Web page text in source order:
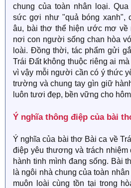
chung của toàn nhân loại.
sức gợi như "quả bóng xanh",
âu, bài thơ thể hiện ước mơ về
nơi con người sống chan hòa
loài. Đồng thời, tác phẩm gửi
Trái Đất không thuộc riêng ai
vì vậy mỗi người cần có ý thức
trường và chung tay gìn giữ
luôn tươi đẹp, bền vững cho
Ý nghĩa thông điệp của bài
Ý nghĩa của bài thơ Bài ca về
điệp yêu thương và trách
hành tinh mình đang sống. Bài
là ngôi nhà chung của toàn
muôn loài cùng tồn tại trong